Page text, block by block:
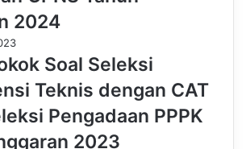
2024
Soal Seleksi
Teknis dengan CAT
Pengadaan PPPK
2023